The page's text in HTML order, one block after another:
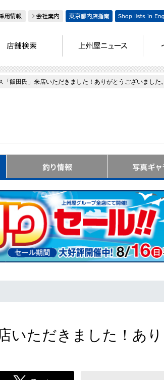
飯田氏」来店いただきました！ありがとうございました。
ただきました！あり